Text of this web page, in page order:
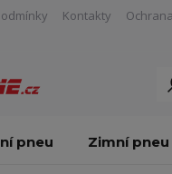
Kontakty
pneu Zimní pneu